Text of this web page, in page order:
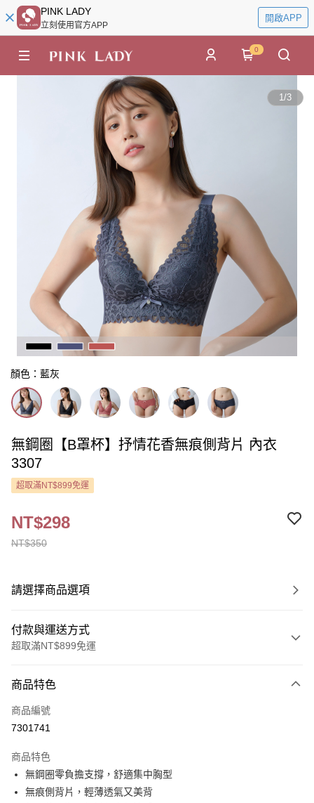
PINK LADY
立刻使用官方APP
開啟APP
0
1/3
顏色：藍灰
無鋼圈【B罩杯】抒情花香無痕側背片 內衣
3307
超取滿NT$899免運
NT$350
NT$298
請選擇商品選項
付款與運送方式
超取滿NT$899免運
信用卡一次付款
超商取貨付款
Apple Pay
街口支付
商品特色
商品編號
7301741
商品特色
無鋼圈零負擔支撐，舒適集中胸型
無痕側背片，輕薄透氣又美背